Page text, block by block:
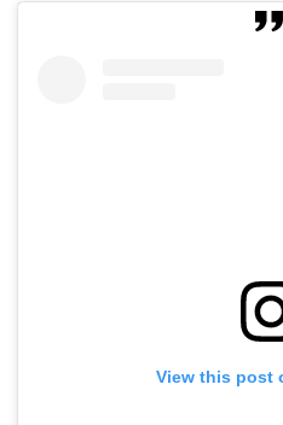
View this post